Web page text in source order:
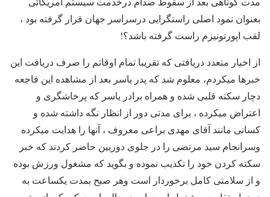
بعنوان نمود اصلی راستگرایی درسراسر جهان قرار گرفته بود ،
لقب اپورتونیزم راست گرفته باشد؟!
از اخبار متعدد دریافتی که تقریبا تمام اوقاتم را صرف دریافت این
خبرها میکردم، معلوم شد که پدر یاسر بعد از مشاهده این فاجعه
دچار سکته قلبی شده و همراه برادر یاسر که پرخاشگری و
اعتراض میکرده ، برای مدتی دور از انظار نگه داشته شده و
کسانی مانند آقای مهدی براعی معروف ، آنها را هدایت میکرده
وسرانجام سید مرتضی را در جلوی دوربین حاضر کردند که خبر
سکته کردن خود را تکذیب نموده و بگوید که مشغول ورزش بوده
و از سلامتی کامل برخوردار است وهر صبح بمدت یکساعت به